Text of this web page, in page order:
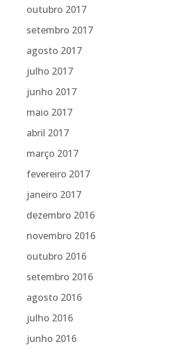
outubro 2017
setembro 2017
agosto 2017
julho 2017
junho 2017
maio 2017
abril 2017
março 2017
fevereiro 2017
janeiro 2017
dezembro 2016
novembro 2016
outubro 2016
setembro 2016
agosto 2016
julho 2016
junho 2016